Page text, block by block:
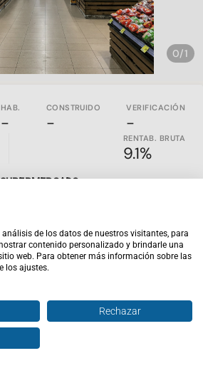
0/1
HAB.
-
CONSTRUIDO
-
VERIFICACIÓN
-
RENTAB. BRUTA
9.1%
en el 2007, ubicado en Béjar con
baja y 2.041 m2 de sótano
son generadas con IA, pueden no
inmueble.
en concepto de comisión de agencia
inversión inmobiliaria nº1 en España.
ver y comparar inmuebles en
de los datos de nuestros visitantes, para
contenido personalizado y brindarle una
web. Para obtener más información sobre las
los ajustes.
Rechazar